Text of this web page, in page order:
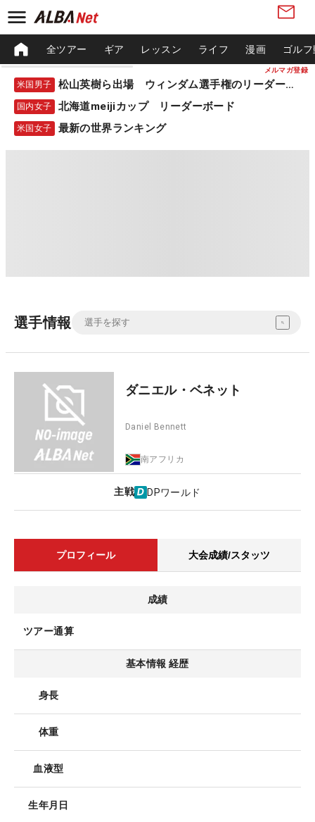
メルマガ登録
全ツアー ギア レッスン ライフ 漫画 ゴル
米国男子 松山英樹ら出場 ウィンダム選手権のリーダーボード
国内女子 北海道meijiカップ リーダーボード
米国女子 最新の世界ランキング
選手情報
ダニエル・ベネット
Daniel Bennett
南アフリカ
主戦 DPワールド
プロフィール 大会成績/スタッツ
成績
ツアー通算
基本情報 経歴
身長
体重
血液型
生年月日